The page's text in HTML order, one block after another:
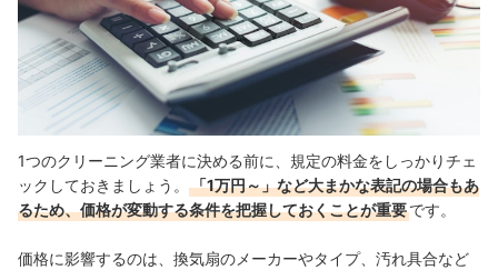
1つのクリーニング業者に決める前に、規定の料金をしっかりチェ
ックしておきましょう。
「1万円～」など大まかな表記の場合もあ
るため、価格が変動する条件を把握しておくことが重要です。
価格に影響するのは、換気扇のメーカーやタイプ、汚れ具合など